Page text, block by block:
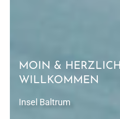
MOIN & HERZLICH
WILLKOMMEN
Insel Baltrum